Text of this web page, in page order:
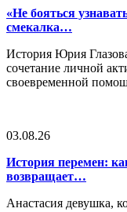
«Не бояться
смекалка…
История Юрия
сочетание личной
своевременной
03.08.26
История перемен:
возвращает…
Анастасия девушка,